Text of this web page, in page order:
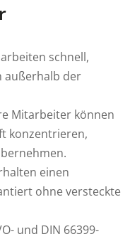
schnell,
außerhalb der
Mitarbeiter können
konzentrieren,
einen
ohne versteckte
und DIN 66399-